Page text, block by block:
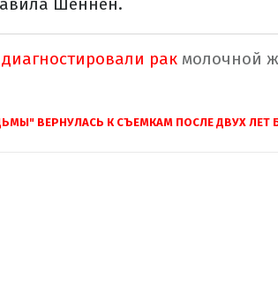
Шеннен.
рак молочной
ВЕРНУЛАСЬ К СЪЕМКАМ ПОСЛЕ ДВУХ ЛЕТ